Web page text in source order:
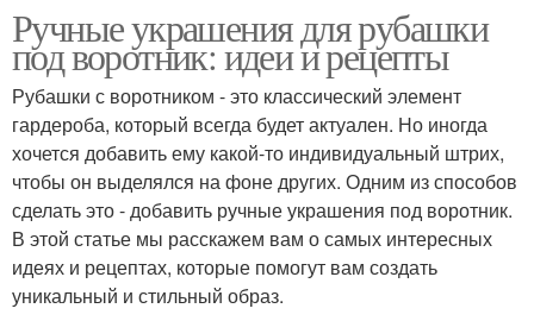
Ручные украшения для рубашки
под воротник: идеи и рецепты
Рубашки с воротником - это классический элемент
гардероба, который всегда будет актуален. Но иногда
хочется добавить ему какой-то индивидуальный штрих,
чтобы он выделялся на фоне других. Одним из способов
сделать это - добавить ручные украшения под воротник.
В этой статье мы расскажем вам о самых интересных
идеях и рецептах, которые помогут вам создать
уникальный и стильный образ.